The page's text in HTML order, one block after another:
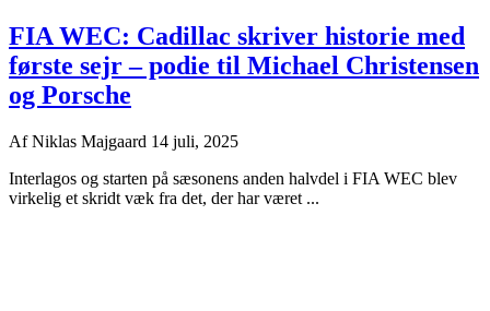
FIA WEC: Cadillac skriver historie med
første sejr – podie til Michael Christensen
og Porsche
AfNiklas Majgaard 14 juli, 2025
Interlagos og starten på sæsonens anden halvdel i FIA WEC blev
virkelig et skridt væk fra det, der har været ...